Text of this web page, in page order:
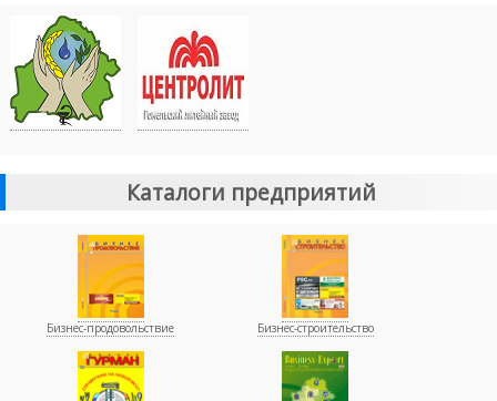
Каталоги предприятий
Бизнес-продовольствие Бизнес-строительство